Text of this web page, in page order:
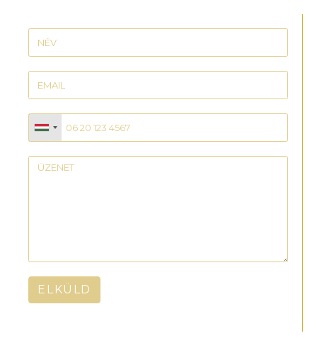
ELKÜLD